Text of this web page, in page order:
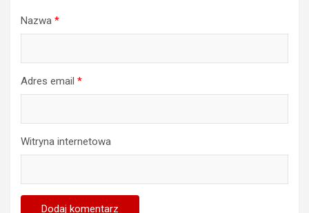
Nazwa *
Adres email *
Witryna internetowa